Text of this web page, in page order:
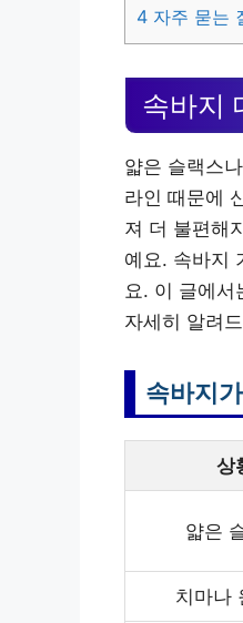
4 자주 묻는
속바지
얇은 슬랙스
라인 때문에
져 더 불편해
예요. 속바지
요. 이 글에서
자세히 알려
속바지
상
얇은
치마나